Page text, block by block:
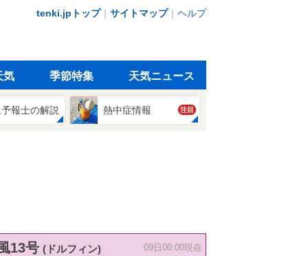
tenki.jpトップ｜ サイトマップ｜ ヘルプ
気 季節特集 天気ニュース
報士の解説 熱中症情報 注目
13号 (ドルフィン) 09日00:00現在